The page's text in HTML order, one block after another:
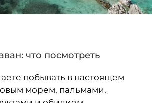
что посмотреть
побывать в настоящем
морем, пальмами,